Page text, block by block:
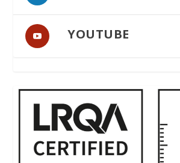
YOUTUBE